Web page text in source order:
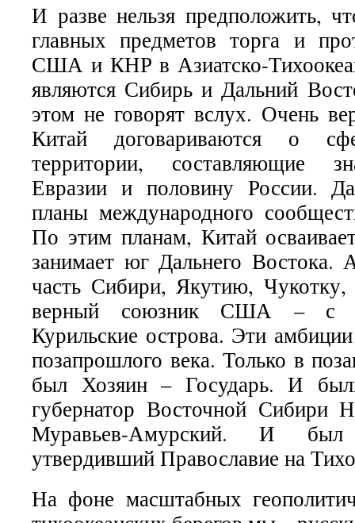
И разве нельзя предположить,
главных предметов торга и
США и КНР в Азиатско-
являются Сибирь и Дальний
этом не говорят вслух. Очень
Китай договариваются о
территории, составляющие
Евразии и половину России.
планы международного
По этим планам, Китай
занимает юг Дальнего
часть Сибири, Якутию,
верный союзник США – с
Курильские острова. Эти
позапрошлого века. Только в
был Хозяин – Государь. И
губернатор Восточной Сибири
Муравьев-Амурский. И
утвердивший Православие на
На фоне масштабных